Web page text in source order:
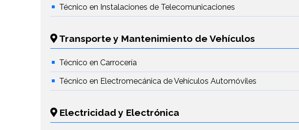
Técnico en Instalaciones de Telecomunicaciones
Transporte y Mantenimiento de Vehículos
Técnico en Carrocería
Técnico en Electromecánica de Vehículos Automóviles
Electricidad y Electrónica